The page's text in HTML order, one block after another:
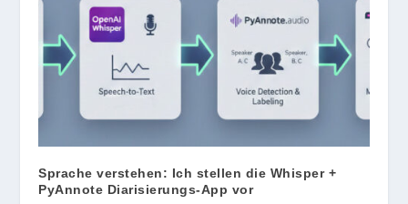
Sprache verstehen: Ich stellen die Whisper +
PyAnnote Diarisierungs-App vor